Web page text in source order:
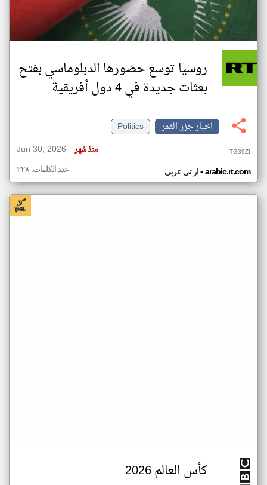
روسيا توسع حضورها الدبلوماسي بفتح
بعثات جديدة في 4 دول أفريقية
اخبار جزر القمر
Politics
Jun 30, 2026
منذ شهر TG39ZI
ار تي عربي• arabic.rt.com عدد الكلمات: ٢٢٨
كأس العالم 2026